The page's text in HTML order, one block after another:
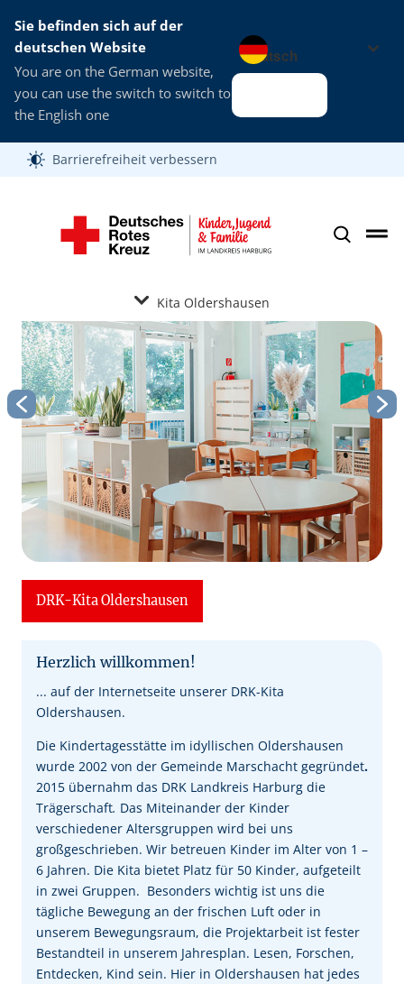
Sie befinden sich auf der
deutschen Website
You are on the German website,
you can use the switch to switch to
the English one
Sprache wechseln zu
Barrierefreiheit verbessern
Kita Oldershausen
DRK-Kita Oldershausen
Herzlich willkommen!
... auf der Internetseite unserer DRK-Kita
Oldershausen.
Die Kindertagesstätte im idyllischen Oldershausen
wurde 2002 von der Gemeinde Marschacht gegründet.
2015 übernahm das DRK Landkreis Harburg die
Trägerschaft. Das Miteinander der Kinder
verschiedener Altersgruppen wird bei uns
großgeschrieben. Wir betreuen Kinder im Alter von 1 –
6 Jahren. Die Kita bietet Platz für 50 Kinder, aufgeteilt
in zwei Gruppen. Besonders wichtig ist uns die
tägliche Bewegung an der frischen Luft oder in
unserem Bewegungsraum, die Projektarbeit ist fester
Bestandteil in unserem Jahresplan. Lesen, Forschen,
Entdecken, Kind sein. Hier in Oldershausen hat jedes